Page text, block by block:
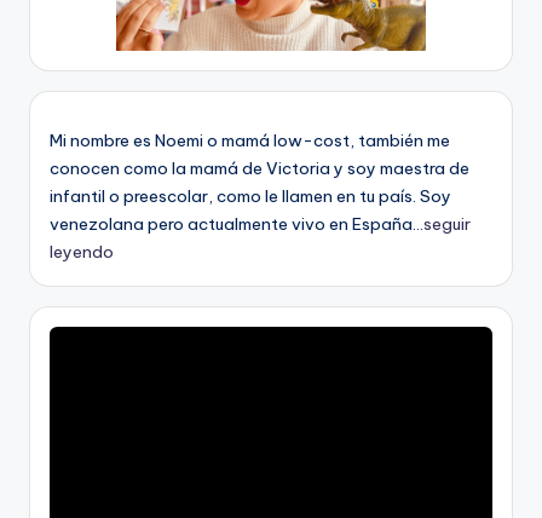
Mi nombre es Noemi o mamá low-cost, también me
conocen como la mamá de Victoria y soy maestra de
infantil o preescolar, como le llamen en tu país. Soy
venezolana pero actualmente vivo en España...seguir
leyendo